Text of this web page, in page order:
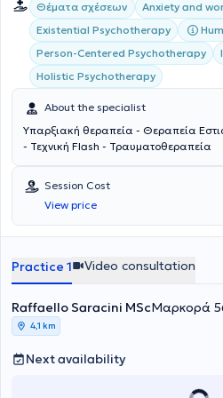
Θέματα σχέσεων
Anxiety and
Existential Psychotherapy
Person-Centered Psychotherapy
Holistic Psychotherapy
About the specialist
Υπαρξιακή θεραπεία - Θεραπεία
- Τεχνική Flash - Τραυματοθεραπεία
Session Cost
View price
Practice 1 Video consultation
Raffaello Saracini MScΜαρκορά
4,1 km
Next availability